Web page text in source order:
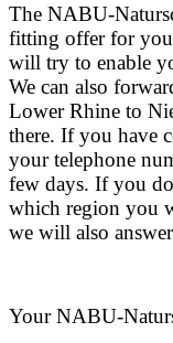
The NABU-
fitting offer for
will try to enable
We can also
Lower Rhine to
there. If you have
your telephone
few days. If you
which region you
we will also
Your NABU-